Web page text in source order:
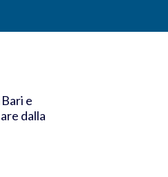
e
dalla